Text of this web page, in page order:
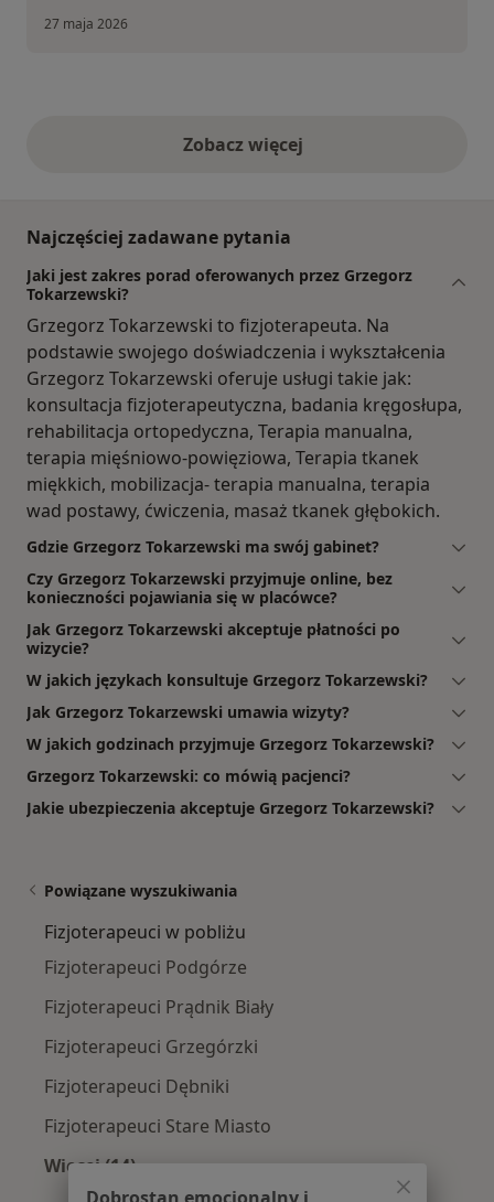
27 maja 2026
Zobacz więcejopinie powyżej
Najczęściej zadawane pytania
Jaki jest zakres porad oferowanych przez Grzegorz
Tokarzewski?
Grzegorz Tokarzewski to fizjoterapeuta. Na
podstawie swojego doświadczenia i wykształcenia
Grzegorz Tokarzewski oferuje usługi takie jak:
konsultacja fizjoterapeutyczna, badania kręgosłupa,
rehabilitacja ortopedyczna, Terapia manualna,
terapia mięśniowo-powięziowa, Terapia tkanek
miękkich, mobilizacja- terapia manualna, terapia
wad postawy, ćwiczenia, masaż tkanek głębokich.
Gdzie Grzegorz Tokarzewski ma swój gabinet?
Czy Grzegorz Tokarzewski przyjmuje online, bez
konieczności pojawiania się w placówce?
Jak Grzegorz Tokarzewski akceptuje płatności po
wizycie?
W jakich językach konsultuje Grzegorz Tokarzewski?
Jak Grzegorz Tokarzewski umawia wizyty?
W jakich godzinach przyjmuje Grzegorz Tokarzewski?
Grzegorz Tokarzewski: co mówią pacjenci?
Jakie ubezpieczenia akceptuje Grzegorz Tokarzewski?
Powiązane wyszukiwania
Fizjoterapeuci w pobliżu
Fizjoterapeuci Podgórze
Fizjoterapeuci Prądnik Biały
Fizjoterapeuci Grzegórzki
Fizjoterapeuci Dębniki
Fizjoterapeuci Stare Miasto
Więcej (14)
Więcej w kategorii: Fizjoterapeuci w pobliżu